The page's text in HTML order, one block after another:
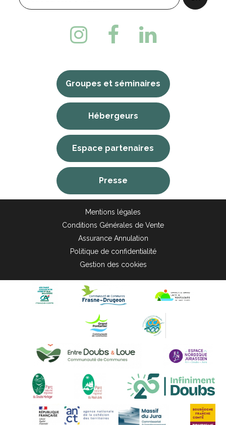
Groupes et séminaires
Hébergeurs
Espace partenaires
Presse
Mentions légales
Conditions Générales de Vente
Assurance Annulation
Politique de confidentialité
Gestion des cookies